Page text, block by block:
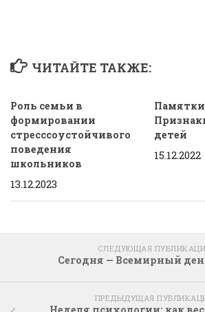
ЧИТАЙТЕ ТАКЖЕ:
Роль семьи в
формировании
стресссоустойчивого
поведения
школьников
13.12.2023
детей
15.12.2022
СЛЕДУЮЩАЯ
Сегодня — Всемирный
ПРЕДЫДУЩАЯ